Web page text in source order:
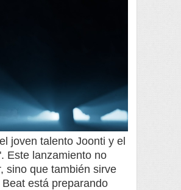
joven talento Joonti y el
Este lanzamiento no
sino que también sirve
está preparando